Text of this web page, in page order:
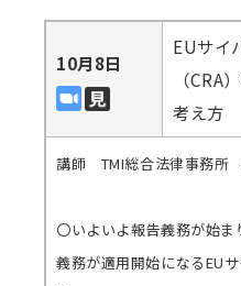
10月8日
EUサイ
（CRA
考え方
講師 TMI総合法律事務所
〇いよいよ報告義務が始ま
義務が適用開始になるEU